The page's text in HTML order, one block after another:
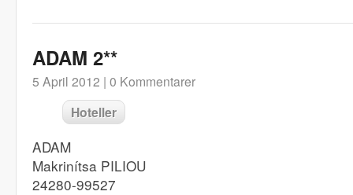
ADAM 2**
5 April 2012 | 0 Kommentarer
Hoteller
ADAM
Makrinítsa PILIOU
24280-99527